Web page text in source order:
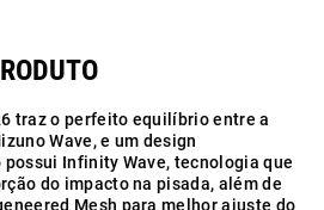
traz o perfeito equilíbrio entre a
Wave, e um design
Infinity Wave, tecnologia que
do impacto na pisada, além de
Mesh para melhor ajuste do